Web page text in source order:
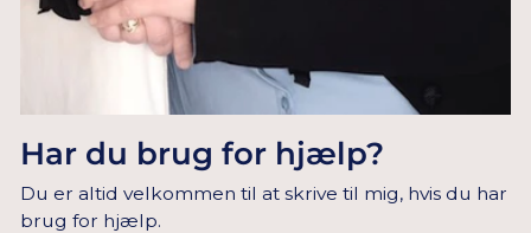
Har du brug for hjælp?
Du er altid velkommen til at skrive til mig, hvis du har
brug for hjælp.